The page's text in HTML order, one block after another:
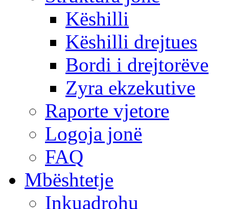
Këshilli
Këshilli drejtues
Bordi i drejtorëve
Zyra ekzekutive
Raporte vjetore
Logoja jonë
FAQ
Mbështetje
Inkuadrohu